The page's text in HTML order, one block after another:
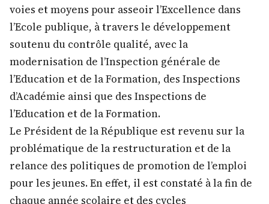
voies et moyens pour asseoir l’Excellence dans
l’Ecole publique, à travers le développement
soutenu du contrôle qualité, avec la
modernisation de l’Inspection générale de
l’Education et de la Formation, des Inspections
d’Académie ainsi que des Inspections de
l’Education et de la Formation.
Le Président de la République est revenu sur la
problématique de la restructuration et de la
relance des politiques de promotion de l’emploi
pour les jeunes. En effet, il est constaté à la fin de
chaque année scolaire et des cycles